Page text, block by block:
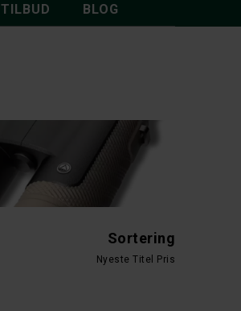
TILBUD BLOG
Sortering
Nyeste Titel Pris